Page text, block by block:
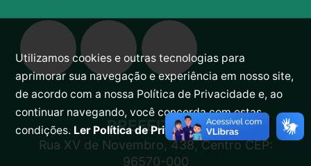
PREFEITURA
Rua XV de Novembro, 438, Centro CEP:
96570-000
Utilizamos cookies e outras tecnologias para
aprimorar sua navegação e experiência em nosso site,
de acordo com a nossa Política de Privacidade e, ao
continuar navegando, você concorda com estas
condições. Ler Política de Privacidade.